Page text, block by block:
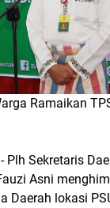
Ramaikan
- Plh Sekretaris
Asni
Daerah lokasi